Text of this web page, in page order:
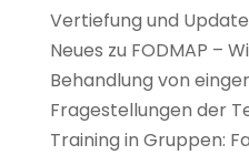
Vertiefung und
Neues zu FODMAP –
Behandlung von
Fragestellungen der
Training in Gruppen: